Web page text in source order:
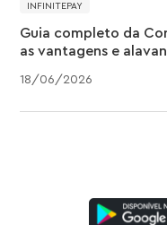
INFINITEPAY
18 /06 /2026
Guia completo da
as vantagens e